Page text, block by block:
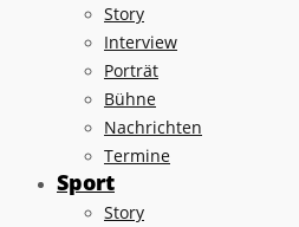
Story
Interview
Porträt
Bühne
Nachrichten
Termine
Sport
Story